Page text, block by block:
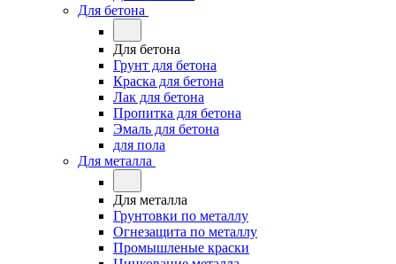
Для бетона
Для бетона
Грунт для бетона
Краска для бетона
Лак для бетона
Пропитка для бетона
Эмаль для бетона
для пола
Для металла
Для металла
Грунтовки по металлу
Огнезащита по металлу
Промышленые краски